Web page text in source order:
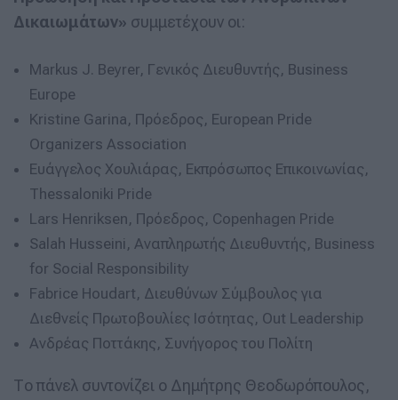
Δικαιωμάτων» συμμετέχουν οι:
Markus J. Beyrer, Γενικός Διευθυντής, Business
Europe
Kristine Garina, Πρόεδρος, European Pride
Organizers Association
Ευάγγελος Χουλιάρας, Εκπρόσωπος Επικοινωνίας,
Thessaloniki Pride
Lars Henriksen, Πρόεδρος, Copenhagen Pride
Salah Husseini, Αναπληρωτής Διευθυντής, Business
for Social Responsibility
Fabrice Houdart, Διευθύνων Σύμβουλος για
Διεθνείς Πρωτοβουλίες Ισότητας, Out Leadership
Ανδρέας Ποττάκης, Συνήγορος του Πολίτη
Το πάνελ συντονίζει ο Δημήτρης Θεοδωρόπουλος,